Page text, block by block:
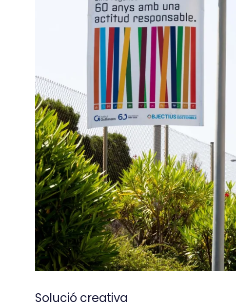
Solució creativa